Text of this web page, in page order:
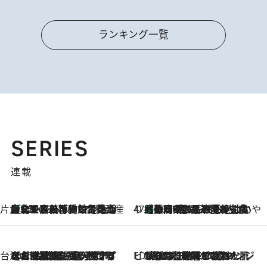
ランキング一覧
SERIES
連載
片倉真理のときめく台湾土産
2026.8.5
台北からちょっと足を延ばして嘉義へ！ マジョリカタイルの博物館で見つけたレトロ可愛い台湾土産 47都道府県の手みやげ ひんやりスイーツで夏を満喫
2026.8.5
【静岡県】この夏絶対食べたい 冷やしておいしいおやつ3選 お茶香る生食感のふるふるゼリー
台湾ぶらぶら食べ歩き
2026.8.4
【台湾夏旅】買い物するなら“台湾の原宿”西門町へ！ お土産も自分用アイテムも揃うショッピングスポット8選 ビューティいいもの集め EDITORS' BEST
2026.8.3
“落とす”時間が“癒やし”に。THREEのクレンジングは、酷暑で疲れた肌も心も整えてくれる！